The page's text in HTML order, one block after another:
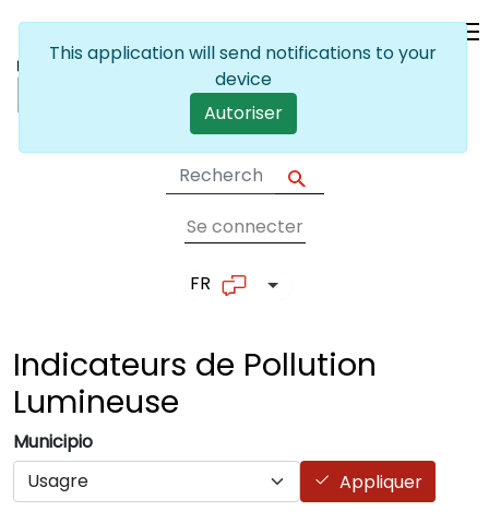
User account
Se connecter
FR List additional actions
Indicateurs de Pollution
Lumineuse
Municipio
Appliquer
This application will send notifications to your
device
Autoriser